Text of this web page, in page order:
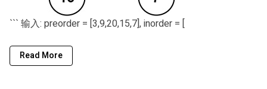
``` 输入: preorder = [3,9,20,15,7], inorder = [
Read More